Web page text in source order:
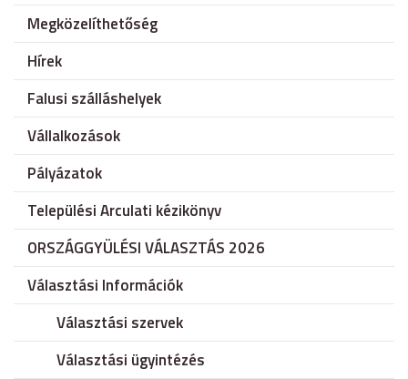
Megközelíthetőség
Hírek
Falusi szálláshelyek
Vállalkozások
Pályázatok
Települési Arculati kézikönyv
ORSZÁGGYÜLÉSI VÁLASZTÁS 2026
Választási Információk
Választási szervek
Választási ügyintézés